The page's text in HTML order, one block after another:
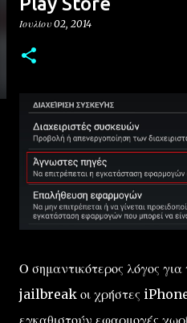
Ιουλίου 02, 2014
Ο σημαντικότερος λόγος για
jailbreak οι χρήστες